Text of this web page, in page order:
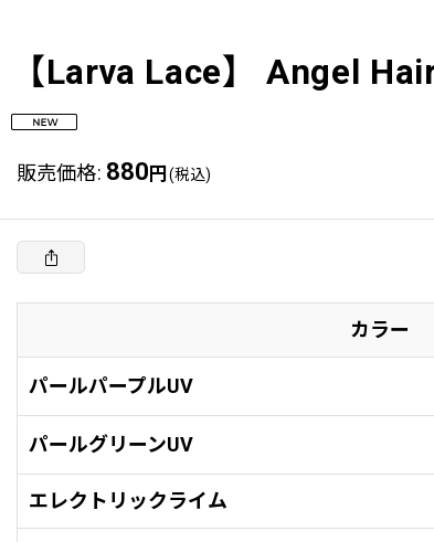
【Larva Lace】 Angel
販売価格: 880 円 (税込)
カラー
パールパープルUV
パールグリーンUV
エレクトリックライム